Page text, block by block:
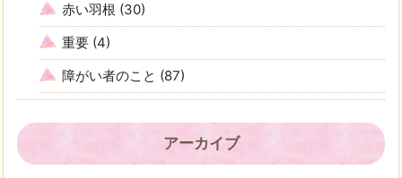
赤い羽根 (30)
重要 (4)
障がい者のこと (87)
アーカイブ